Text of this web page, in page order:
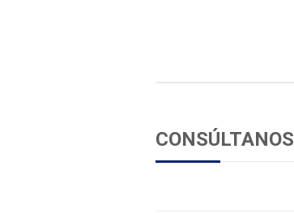
CONSÚLTANOS